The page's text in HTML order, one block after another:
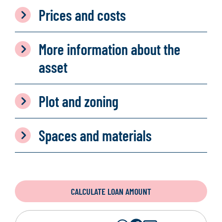
Prices and costs
More information about the
asset
Plot and zoning
Spaces and materials
CALCULATE LOAN AMOUNT